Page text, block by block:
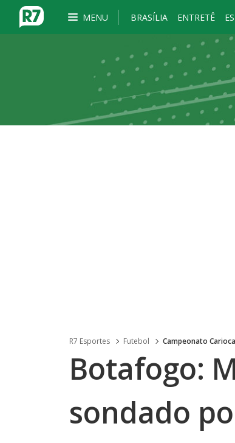
MENU BRASÍLIA ENTRETÊ
R7 Esportes Futebol Campeonato Carioca
Botafogo:
sondado